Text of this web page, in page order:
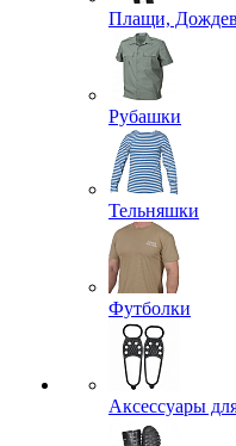
Плащи,
Рубашки
Тельняшки
Футболки
Аксессуары